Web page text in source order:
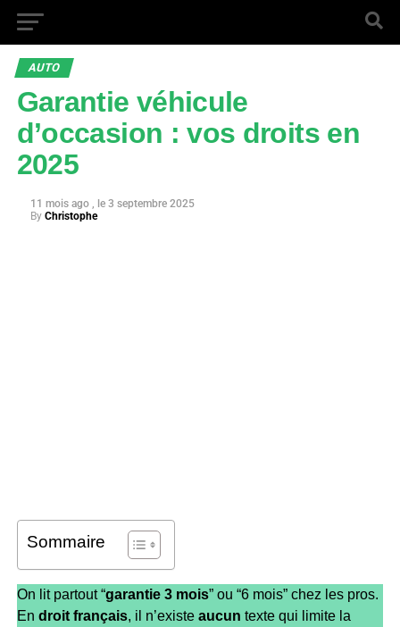
AUTO
Garantie véhicule
d’occasion : vos droits en
2025
11 mois ago
3 septembre 2025
By Christophe
Sommaire
On lit partout “garantie 3 mois” ou “6 mois” chez les pros.
En droit français, il n’existe aucun texte qui limite la